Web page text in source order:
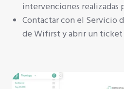
intervenciones realizadas
Contactar con el Servicio
de Wifirst y abrir un